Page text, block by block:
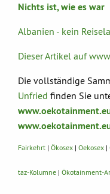
Nichts ist, wie es war
Albanien - kein
Dieser Artikel auf
Die vollständige
Unfried finden Sie
Fairkehrt | Ökosex | Oekosex |
taz-Kolumne | Ökotainment-